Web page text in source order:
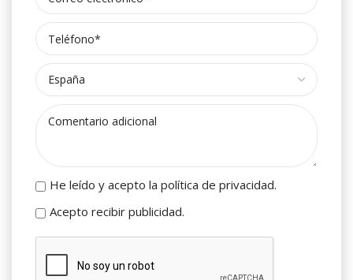
He leído y acepto la política de privacidad.
Acepto recibir publicidad.